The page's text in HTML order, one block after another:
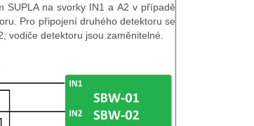
SUPLA na svorky IN1 a A2 v případě
Pro připojení druhého detektoru se
vodiče detektoru jsou zaměnitelné.